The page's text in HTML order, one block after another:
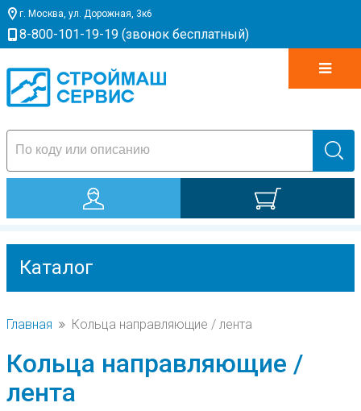
г. Москва, ул. Дорожная, 3к6
8-800-101-19-19 (звонок бесплатный)
Каталог
ШТОКА
УПЛОТНЕНИЕ
ПОРШНЯ
ГРЯЗЕСЪЕМНИКИ
GHP
DKBI
КЗП
Главная Кольца направляющие / лента
Кольца направляющие /
лента